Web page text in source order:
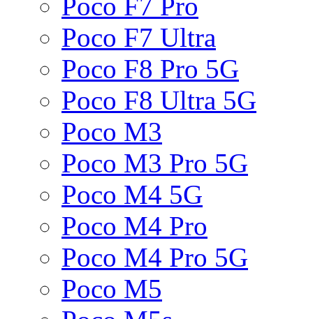
Poco F7 Ultra
Poco F8 Pro 5G
Poco F8 Ultra 5G
Poco M3
Poco M3 Pro 5G
Poco M4 5G
Poco M4 Pro
Poco M4 Pro 5G
Poco M5